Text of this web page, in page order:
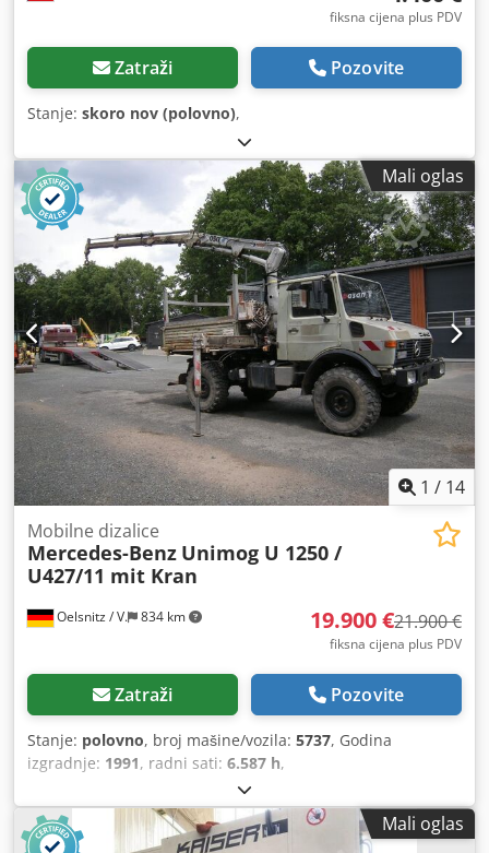
fiksna cijena plus PDV
Zatraži Pozovite
Stanje: skoro nov (polovno),
Mali oglas
1 / 14
Oelsnitz / V. 834 km
Mobilne dizalice
Mercedes-Benz Unimog U 1250 /
U427/11 mit Kran
19.900 €21.900 €
fiksna cijena plus PDV
Zatraži Pozovite
Stanje: polovno, broj mašine/vozila: 5737, Godina
izgradnje: 1991, radni sati: 6.587 h,
Mali oglas